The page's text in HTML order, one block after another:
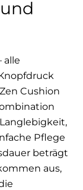
alle
Cushion
Pflege
beträgt
aus,